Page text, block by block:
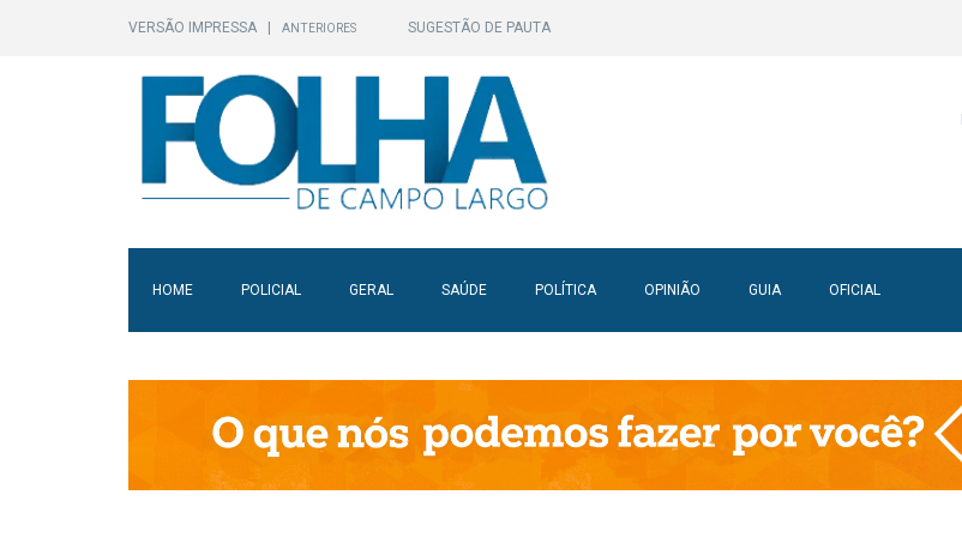
VERSÃO IMPRESSA ANTERIORES SUGESTÃO DE PAUTA
HOME POLICIAL GERAL SAÚDE POLÍTICA OPINIÃO GUIA OFICIAL